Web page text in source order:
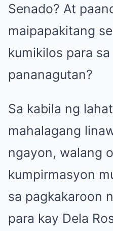
Senado? At
maipapakitang
kumikilos para
pananagutan?
Sa kabila ng
mahalagang
ngayon, walang
kumpirmasyon
sa pagkakaroon
para kay Dela